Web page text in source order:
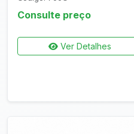
Consulte preço
Ver Detalhes